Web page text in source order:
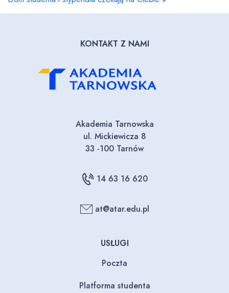
KONTAKT Z NAMI
Akademia Tarnowska
ul. Mickiewicza 8
33 -100 Tarnów
14 63 16 620
at@atar.edu.pl
USŁUGI
Poczta
Platforma studenta